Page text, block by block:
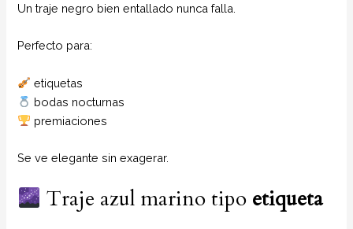
Un traje negro bien entallado nunca falla.
Perfecto para:
etiquetas
bodas nocturnas
premiaciones
Se ve elegante sin exagerar.
Traje azul marino tipo etiqueta